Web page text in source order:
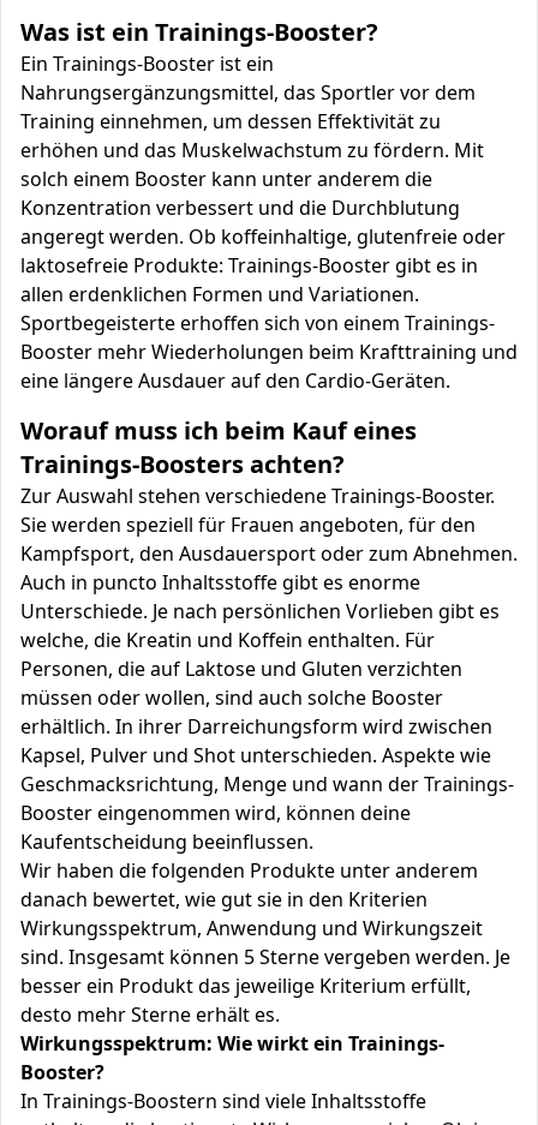
Was ist ein Trainings-Booster?
Ein Trainings-Booster ist ein
Nahrungsergänzungsmittel, das Sportler vor dem
Training einnehmen, um dessen Effektivität zu
erhöhen und das Muskelwachstum zu fördern. Mit
solch einem Booster kann unter anderem die
Konzentration verbessert und die Durchblutung
angeregt werden. Ob koffeinhaltige, glutenfreie oder
laktosefreie Produkte: Trainings-Booster gibt es in
allen erdenklichen Formen und Variationen.
Sportbegeisterte erhoffen sich von einem Trainings-
Booster mehr Wiederholungen beim Krafttraining und
eine längere Ausdauer auf den Cardio-Geräten.
Worauf muss ich beim Kauf eines
Trainings-Boosters achten?
Zur Auswahl stehen verschiedene Trainings-Booster.
Sie werden speziell für Frauen angeboten, für den
Kampfsport, den Ausdauersport oder zum Abnehmen.
Auch in puncto Inhaltsstoffe gibt es enorme
Unterschiede. Je nach persönlichen Vorlieben gibt es
welche, die Kreatin und Koffein enthalten. Für
Personen, die auf Laktose und Gluten verzichten
müssen oder wollen, sind auch solche Booster
erhältlich. In ihrer Darreichungsform wird zwischen
Kapsel, Pulver und Shot unterschieden. Aspekte wie
Geschmacksrichtung, Menge und wann der Trainings-
Booster eingenommen wird, können deine
Kaufentscheidung beeinflussen.
Wir haben die folgenden Produkte unter anderem
danach bewertet, wie gut sie in den Kriterien
Wirkungsspektrum, Anwendung und Wirkungszeit
sind. Insgesamt können 5 Sterne vergeben werden. Je
besser ein Produkt das jeweilige Kriterium erfüllt,
desto mehr Sterne erhält es.
Wirkungsspektrum: Wie wirkt ein Trainings-
Booster?
In Trainings-Boostern sind viele Inhaltsstoffe